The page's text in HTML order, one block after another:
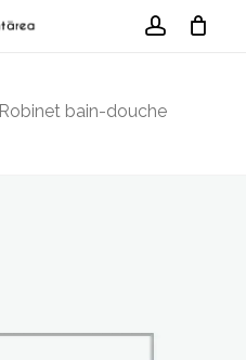
Robinet bain-douche